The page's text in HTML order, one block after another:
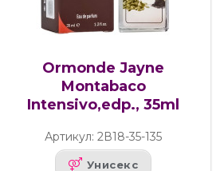
Ormonde Jayne
Montabaco
Intensivo,edp., 35ml
Артикул: 2В18-35-135
Унисекс